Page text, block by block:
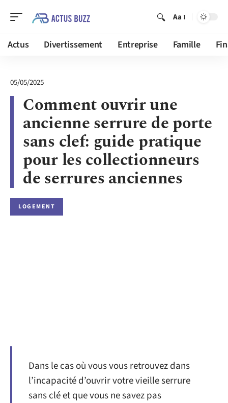
Aa
Actus Divertissement Entreprise Famille
05/05/2025
Comment ouvrir une
ancienne serrure de porte
sans clef: guide pratique
pour les collectionneurs
de serrures anciennes
LOGEMENT
Dans le cas où vous vous retrouvez dans
l’incapacité d’ouvrir votre vieille serrure
sans clé et que vous ne savez pas